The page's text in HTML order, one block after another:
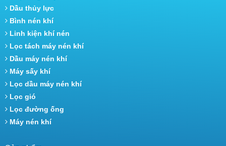
Dầu thủy lực
Bình nén khí
Linh kiện khí nén
Lọc tách máy nén khí
Dầu máy nén khí
Máy sấy khí
Lọc dầu máy nén khí
Lọc gió
Lọc đường ống
Máy nén khí